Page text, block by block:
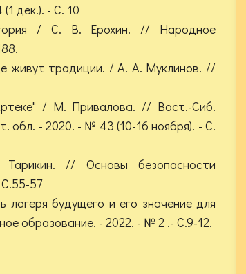
дек.). - С. 10
/ С. В. Ерохин. // Народное
живут традиции. / А. А. Муклинов. //
/ М. Привалова. // Вост.-Сиб.
обл. - 2020. - № 43 (10-16 ноября). - С.
// Основы безопасности
57
будущего и его значение для
образование. - 2022. - № 2 .- С.9-12.